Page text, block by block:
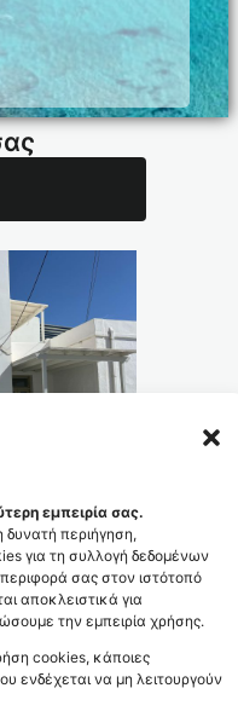
εμπειρία σας.
περιήγηση,
για τη συλλογή δεδομένων
σας στον ιστότοπό
αποκλειστικά για
την εμπειρία χρήσης.
cookies, κάποιες
ενδέχεται να μη λειτουργούν